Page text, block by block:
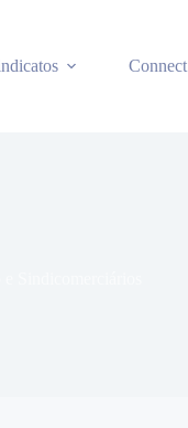
Connect